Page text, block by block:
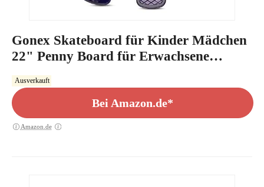
Gonex Skateboard für Kinder Mädchen
22" Penny Board für Erwachsene
Jungen Anfänger Mini Cruiser Klein aus
Kunststoff, Galaxis Lila
Ausverkauft
Bei Amazon.de*
Amazon.de